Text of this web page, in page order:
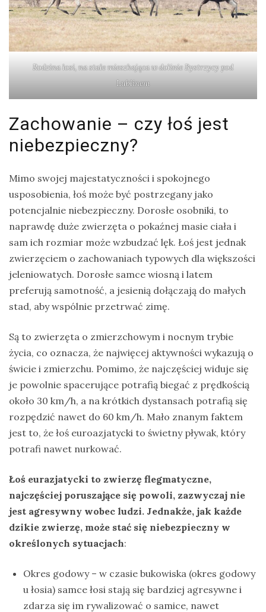
Rodzina łosi, na stałe mieszkająca w dolinie Bystrzycy pod
Lublinem
Zachowanie – czy łoś jest
niebezpieczny?
Mimo swojej majestatyczności i spokojnego
usposobienia, łoś może być postrzegany jako
potencjalnie niebezpieczny. Dorosłe osobniki, to
naprawdę duże zwierzęta o pokaźnej masie ciała i
sam ich rozmiar może wzbudzać lęk. Łoś jest jednak
zwierzęciem o zachowaniach typowych dla większości
jeleniowatych. Dorosłe samce wiosną i latem
preferują samotność, a jesienią dołączają do małych
stad, aby wspólnie przetrwać zimę.
Są to zwierzęta o zmierzchowym i nocnym trybie
życia, co oznacza, że najwięcej aktywności wykazują o
świcie i zmierzchu. Pomimo, że najczęściej widuje się
je powolnie spacerujące potrafią biegać z prędkością
około 30 km/h, a na krótkich dystansach potrafią się
rozpędzić nawet do 60 km/h. Mało znanym faktem
jest to, że łoś euroazjatycki to świetny pływak, który
potrafi nawet nurkować.
Łoś eurazjatycki to zwierzę flegmatyczne,
najczęściej poruszające się powoli, zazwyczaj nie
jest agresywny wobec ludzi. Jednakże, jak każde
dzikie zwierzę, może stać się niebezpieczny w
określonych sytuacjach:
Okres godowy – w czasie bukowiska (okres godowy
u łosia) samce łosi stają się bardziej agresywne i
zdarza się im rywalizować o samice, nawet